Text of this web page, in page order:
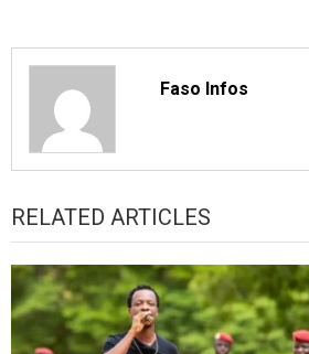
Faso Infos
RELATED ARTICLES